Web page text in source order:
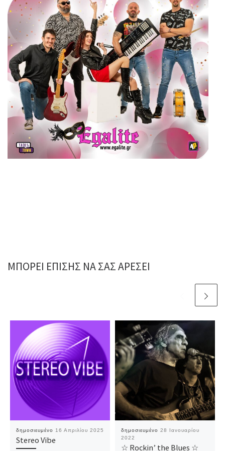
ΜΠΟΡΕΊ ΕΠΊΣΗΣ ΝΑ ΣΑΣ ΑΡΈΣΕΙ
δημοσιευμένο 16 Απριλίου 2025
Stereo Vibe
δημοσιευμένο 28 Ιανουαρίου
2022
☆ Rockin’ the Blues ☆